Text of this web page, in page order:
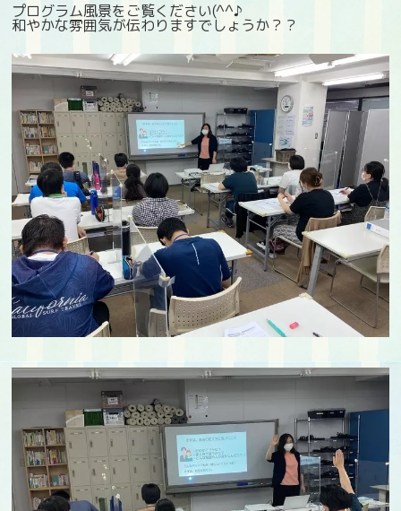
プログラム風景をご覧ください(^^♪
和やかな雰囲気が伝わりますでしょうか？？